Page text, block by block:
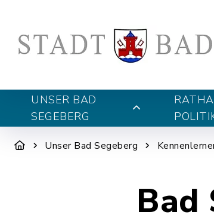
UNSER BAD
SEGEBERG
Unser Bad Segeberg
Bad